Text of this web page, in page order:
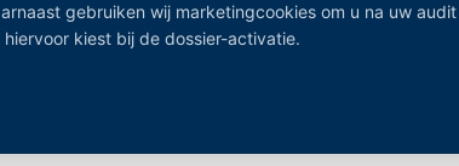
Vastgoedregister — geaggregeerde vastgoeddata
gebruiken wij marketingcookies om u na uw
kiest bij de dossier-activatie.